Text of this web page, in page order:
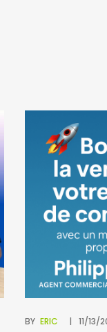
BY ERIC 11/13/